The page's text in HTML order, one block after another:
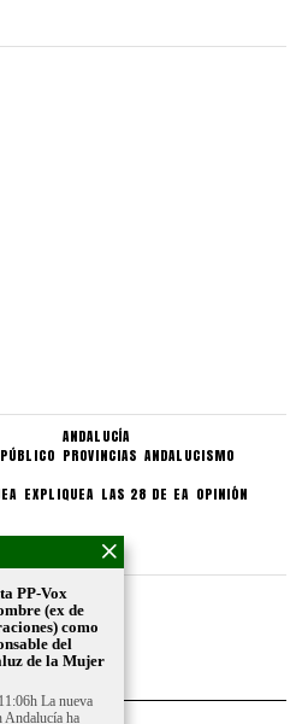
ANDALUCÍA
PROVINCIAS ANDALUCISMO
EXPLIQUEA LAS 28 DE EA OPINIÓN
PP-Vox
(ex de
como
del
de la Mujer
La nueva
Andalucía ha